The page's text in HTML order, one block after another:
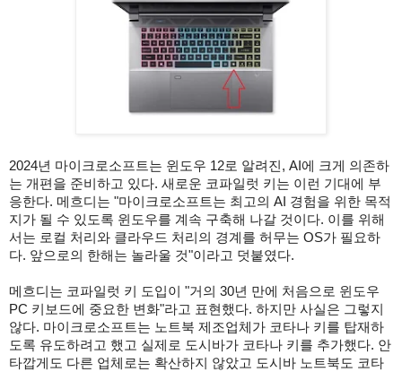
2024년 마이크로소프트는 윈도우 12로 알려진, AI에 크게 의존하
는 개편을 준비하고 있다. 새로운 코파일럿 키는 이런 기대에 부
응한다. 메흐디는 "마이크로소프트는 최고의 AI 경험을 위한 목적
지가 될 수 있도록 윈도우를 계속 구축해 나갈 것이다. 이를 위해
서는 로컬 처리와 클라우드 처리의 경계를 허무는 OS가 필요하
다. 앞으로의 한해는 놀라울 것"이라고 덧붙였다.
메흐디는 코파일럿 키 도입이 "거의 30년 만에 처음으로 윈도우
PC 키보드에 중요한 변화"라고 표현했다. 하지만 사실은 그렇지
않다. 마이크로소프트는 노트북 제조업체가 코타나 키를 탑재하
도록 유도하려고 했고 실제로 도시바가 코타나 키를 추가했다. 안
타깝게도 다른 업체로는 확산하지 않았고 도시바 노트북도 코타